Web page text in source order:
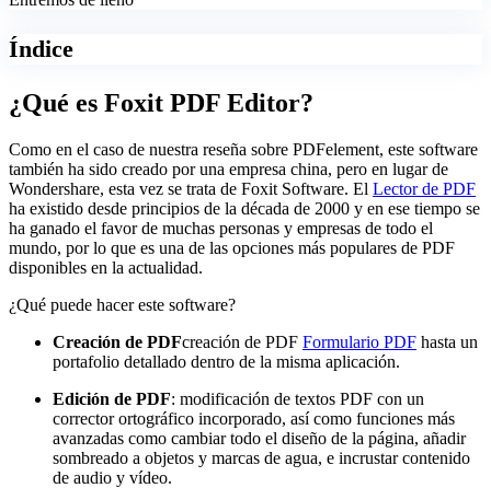
Índice
¿Qué es Foxit PDF Editor?
Como en el caso de nuestra reseña sobre PDFelement, este software
también ha sido creado por una empresa china, pero en lugar de
Wondershare, esta vez se trata de Foxit Software. El Lector de PDF
ha existido desde principios de la década de 2000 y en ese tiempo se
ha ganado el favor de muchas personas y empresas de todo el
mundo, por lo que es una de las opciones más populares de PDF
disponibles en la actualidad.
¿Qué puede hacer este software?
Creación de PDFcreación de PDF Formulario PDF hasta un
portafolio detallado dentro de la misma aplicación.
Edición de PDF: modificación de textos PDF con un
corrector ortográfico incorporado, así como funciones más
avanzadas como cambiar todo el diseño de la página, añadir
sombreado a objetos y marcas de agua, e incrustar contenido
de audio y vídeo.